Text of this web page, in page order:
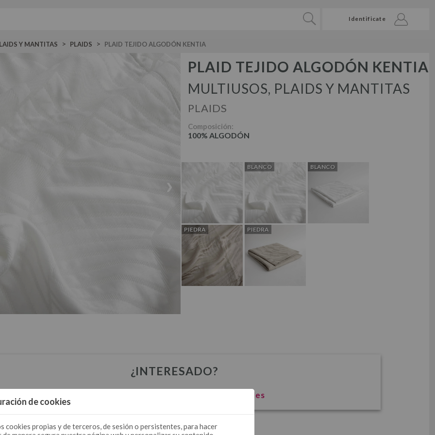
Identificate
Y MANTITAS > PLAIDS > PLAID TEJIDO ALGODÓN KENTIA
❯
PLAID TEJIDO ALGODÓN KENTIA
MULTIUSOS, PLAIDS Y MANTITAS
PLAIDS
Composición:
100% ALGODÓN
BLANCO BLANCO
PIEDRA PIEDRA
¿INTERESADO?
tu acceso. Solo profesionales
de cookies
cookies propias y de terceros, de sesión o persistentes, para hacer